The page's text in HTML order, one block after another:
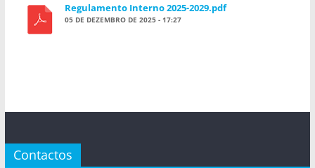
Regulamento Interno 2025-2029.pdf
05 DE DEZEMBRO DE 2025 - 17:27
Contactos